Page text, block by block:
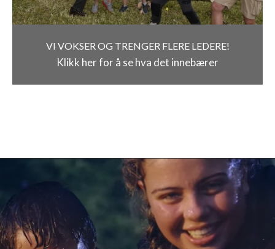
VI VOKSER OG TRENGER FLERE LEDERE!
Klikk her for å se hva det innebærer